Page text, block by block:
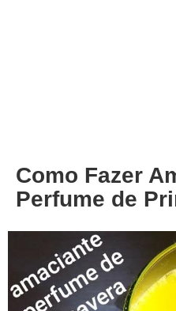
Como Fazer
Perfume de